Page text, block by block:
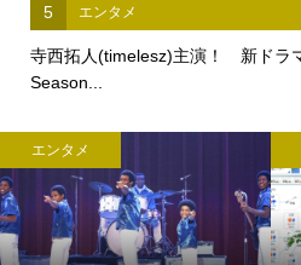
5 エンタメ
寺西拓人(timelesz)主演！ 新ドラ
Season...
エンタメ